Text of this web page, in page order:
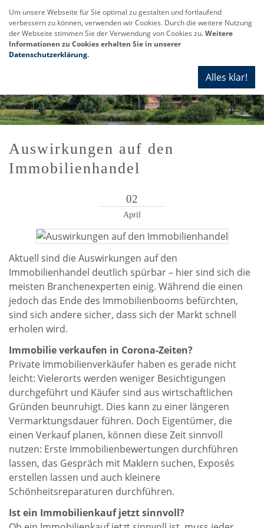
Auswirkungen auf den
Immobilienhandel
02
April
Aktuell sind die Auswirkungen auf den
Immobilienhandel deutlich spürbar – hier sind sich die
meisten Branchenexperten einig. Während die einen
jedoch das Ende des Immobilienbooms befürchten,
sind sich andere sicher, dass sich der Markt schnell
erholen wird.
Immobilie verkaufen in Corona-Zeiten?
Private Immobilienverkäufer haben es gerade nicht
leicht: Vielerorts werden weniger Besichtigungen
durchgeführt und Käufer sind aus wirtschaftlichen
Gründen beunruhigt. Dies kann zu einer längeren
Vermarktungsdauer führen. Doch Eigentümer, die
einen Verkauf planen, können diese Zeit sinnvoll
nutzen: Erste Immobilienbewertungen durchführen
lassen, das Gespräch mit Maklern suchen, Exposés
erstellen lassen und auch kleinere
Schönheitsreparaturen durchführen.
Ist ein Immobilienkauf jetzt sinnvoll?
Um unsere Webseite für Sie optimal zu gestalten und fortlaufend
verbessern zu können, verwenden wir Cookies. Durch die weitere Nutzung
der Webseite stimmen Sie der Verwendung von Cookies zu.Weitere
Informationen zu Cookies erhalten Sie in unserer
Datenschutzerklärung.
Alles klar!